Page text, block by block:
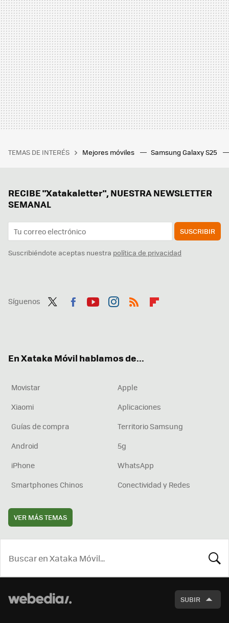
TEMAS DE INTERÉS Mejores móviles Samsung Galaxy S25
RECIBE "Xatakaletter", NUESTRA NEWSLETTER
SEMANAL
SUSCRIBIR
Suscribiéndote aceptas nuestra política de privacidad
Síguenos
En Xataka Móvil hablamos de...
Movistar
Apple
Xiaomi
Aplicaciones
Guías de compra
Territorio Samsung
Android
5g
iPhone
WhatsApp
Smartphones Chinos
Conectividad y Redes
VER MÁS TEMAS
SUBIR